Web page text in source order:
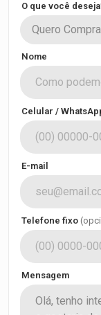
O que você
Quero
Nome
Celular /
E-mail
Telefone fixo
Mensagem